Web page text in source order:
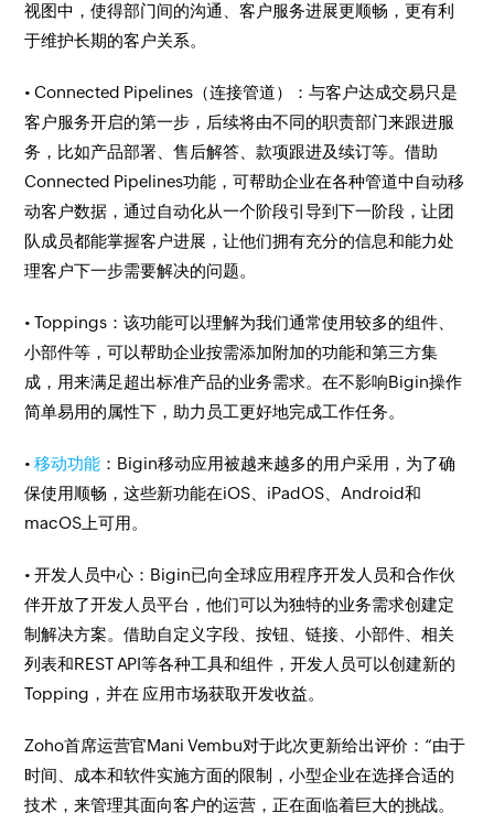
视图中，使得部门间的沟通、客户服务进展更顺畅，更有利
于维护长期的客户关系。
• Connected Pipelines（连接管道）：与客户达成交易只是
客户服务开启的第一步，后续将由不同的职责部门来跟进服
务，比如产品部署、售后解答、款项跟进及续订等。借助
Connected Pipelines功能，可帮助企业在各种管道中自动移
动客户数据，通过自动化从一个阶段引导到下一阶段，让团
队成员都能掌握客户进展，让他们拥有充分的信息和能力处
理客户下一步需要解决的问题。
• Toppings：该功能可以理解为我们通常使用较多的组件、
小部件等，可以帮助企业按需添加附加的功能和第三方集
成，用来满足超出标准产品的业务需求。在不影响Bigin操作
简单易用的属性下，助力员工更好地完成工作任务。
•移动功能 ：Bigin移动应用被越来越多的用户采用，为了确
保使用顺畅，这些新功能在iOS、iPadOS、Android和
macOS上可用。
• 开发人员中心：Bigin已向全球应用程序开发人员和合作伙
伴开放了开发人员平台，他们可以为独特的业务需求创建定
制解决方案。借助自定义字段、按钮、链接、小部件、相关
列表和REST API等各种工具和组件，开发人员可以创建新的
Topping，并在 应用市场获取开发收益。
Zoho首席运营官Mani Vembu对于此次更新给出评价：“由于
时间、成本和软件实施方面的限制，小型企业在选择合适的
技术，来管理其面向客户的运营，正在面临着巨大的挑战。